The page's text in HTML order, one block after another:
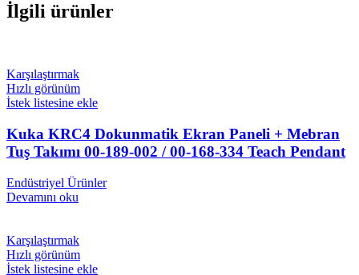
İlgili ürünler
Karşılaştırmak
Hızlı görünüm
İstek listesine ekle
Kuka KRC4 Dokunmatik Ekran Paneli + Mebran
Tuş Takımı 00-189-002 / 00-168-334 Teach Pendant
Endüstriyel Ürünler
Devamını oku
Karşılaştırmak
Hızlı görünüm
İstek listesine ekle